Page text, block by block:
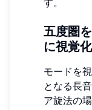
す。
五度圏
に視覚
モードを
となる長
ア旋法の